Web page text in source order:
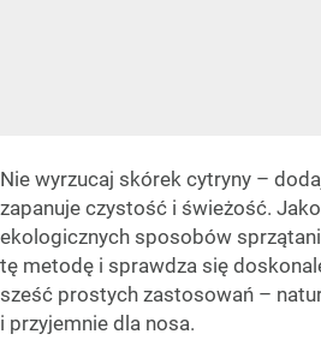
Nie wyrzucaj skórek cytryny –
zapanuje czystość i świeżość.
ekologicznych sposobów
tę metodę i sprawdza się
sześć prostych zastosowań –
i przyjemnie dla nosa.